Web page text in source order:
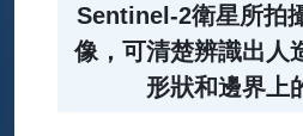
Sentinel-2衛星所拍
像，可清楚辨識出人
形狀和邊界上